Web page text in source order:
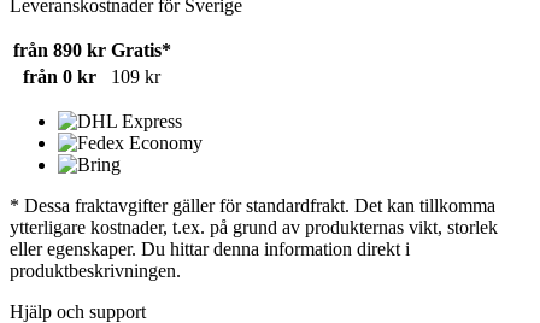
Leveranskostnader för Sverige
från 890 kr Gratis*
från 0 kr
109 kr
* Dessa fraktavgifter gäller för standardfrakt. Det kan tillkomma
ytterligare kostnader, t.ex. på grund av produkternas vikt, storlek
eller egenskaper. Du hittar denna information direkt i
produktbeskrivningen.
Hjälp och support